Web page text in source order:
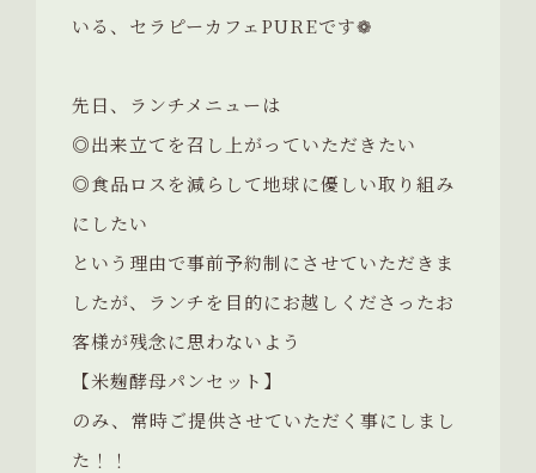
いる、セラピーカフェPUREです❁
先日、ランチメニューは
◎出来立てを召し上がっていただきたい
◎食品ロスを減らして地球に優しい取り組み
にしたい
という理由で事前予約制にさせていただきま
したが、ランチを目的にお越しくださったお
客様が残念に思わないよう
【米麹酵母パンセット】
のみ、常時ご提供させていただく事にしまし
た！！